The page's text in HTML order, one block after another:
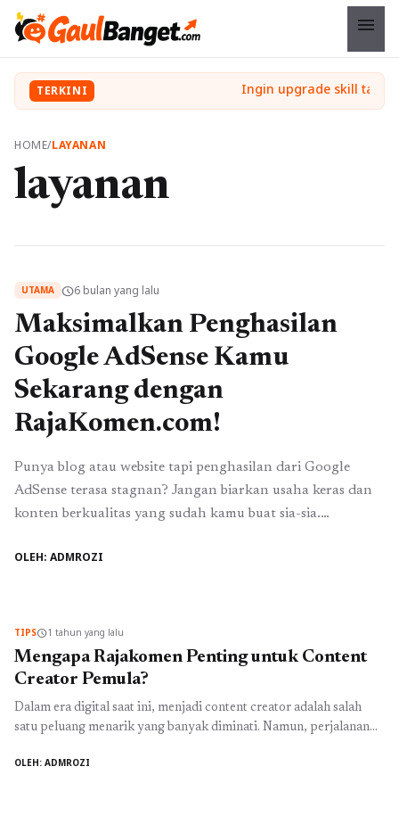
menu
TERKINI
HOME/LAYANAN
layanan
UTAMA schedule6 bulan yang lalu
Maksimalkan Penghasilan
Google AdSense Kamu
Sekarang dengan
RajaKomen.com!
Punya blog atau website tapi penghasilan dari Google
AdSense terasa stagnan? Jangan biarkan usaha keras dan
konten berkualitas yang sudah kamu buat sia-sia.
mu bisa diubah menjadi klik nyata yang langsung
satu cara tercepat dan ...
OLEH: ADMROZI
TIPSschedule1 tahun yang lalu
Mengapa Rajakomen Penting untuk Content
Creator Pemula?
Dalam era digital saat ini, menjadi content creator adalah salah
satu peluang menarik yang banyak diminati. Namun, perjalanan
mudah. Salah satu hal yang bisa membantu perjalanan ini adalah
OLEH: ADMROZI